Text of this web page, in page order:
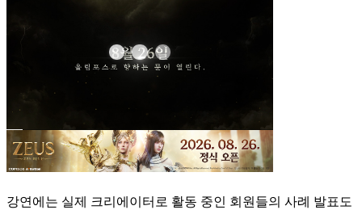
강연에는 실제 크리에이터로 활동 중인 회원들의 사례 발표도